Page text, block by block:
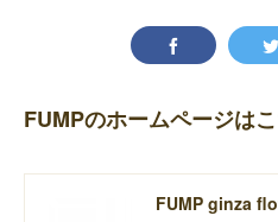
FUMPのホームページは
FUMP ginza